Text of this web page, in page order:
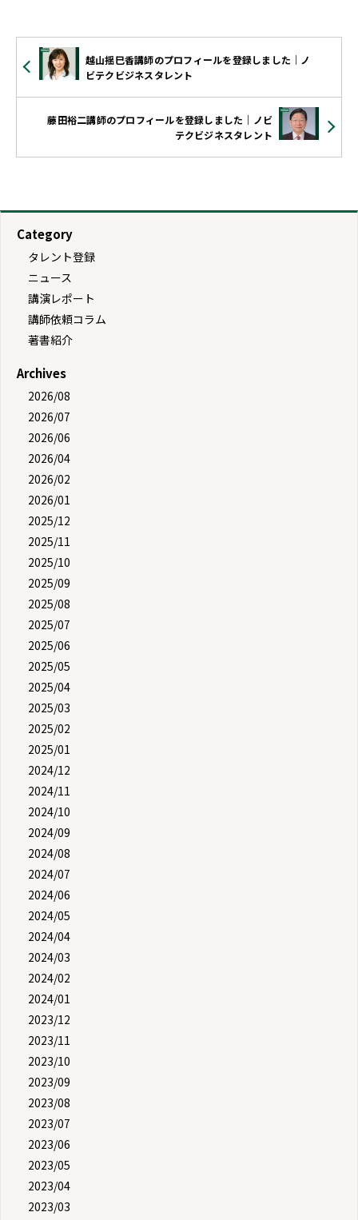
越山揺巳香講師のプロフィールを登録しました｜ノ
ビテクビジネスタレント
藤田裕二講師のプロフィールを登録しました｜ノビ
テクビジネスタレント
Category
タレント登録
ニュース
講演レポート
講師依頼コラム
著書紹介
Archives
2026/08
2026/07
2026/06
2026/04
2026/02
2026/01
2025/12
2025/11
2025/10
2025/09
2025/08
2025/07
2025/06
2025/05
2025/04
2025/03
2025/02
2025/01
2024/12
2024/11
2024/10
2024/09
2024/08
2024/07
2024/06
2024/05
2024/04
2024/03
2024/02
2024/01
2023/12
2023/11
2023/10
2023/09
2023/08
2023/07
2023/06
2023/05
2023/04
2023/03